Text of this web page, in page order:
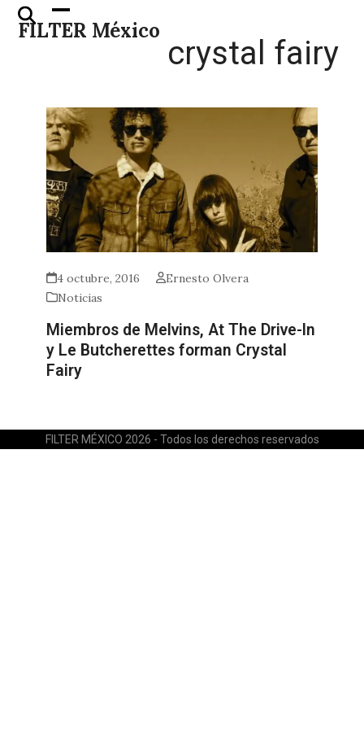
Skip
FILTER México
Open
mobile
Close
mobile
crystal fairy
4 octubre, 2016
Ernesto Olvera
Noticias
Miembros de Melvins, At The Drive-In
y Le Butcherettes forman Crystal
Fairy
FILTER MÉXICO 2026 - Todos los derechos reservados